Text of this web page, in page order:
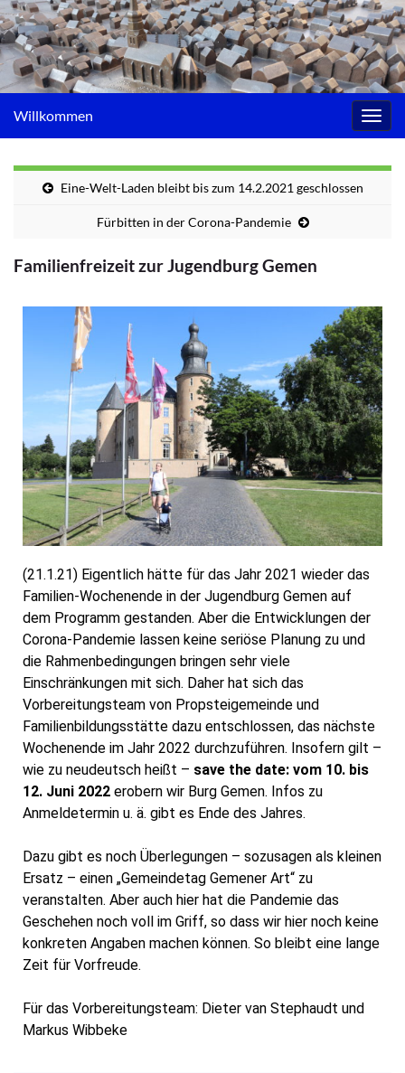
Willkommen
Eine-Welt-Laden bleibt bis zum 14.2.2021 geschlossen
Fürbitten in der Corona-Pandemie
Familienfreizeit zur Jugendburg Gemen
(21.1.21) Eigentlich hätte für das Jahr 2021 wieder das
Familien-Wochenende in der Jugendburg Gemen auf
dem Programm gestanden. Aber die Entwicklungen der
Corona-Pandemie lassen keine seriöse Planung zu und
die Rahmenbedingungen bringen sehr viele
Einschränkungen mit sich. Daher hat sich das
Vorbereitungsteam von Propsteigemeinde und
Familienbildungsstätte dazu entschlossen, das nächste
Wochenende im Jahr 2022 durchzuführen. Insofern gilt –
wie zu neudeutsch heißt – save the date: vom 10. bis
12. Juni 2022 erobern wir Burg Gemen. Infos zu
Anmeldetermin u. ä. gibt es Ende des Jahres.
Dazu gibt es noch Überlegungen – sozusagen als kleinen
Ersatz – einen „Gemeindetag Gemener Art“ zu
veranstalten. Aber auch hier hat die Pandemie das
Geschehen noch voll im Griff, so dass wir hier noch keine
konkreten Angaben machen können. So bleibt eine lange
Zeit für Vorfreude.
Für das Vorbereitungsteam: Dieter van Stephaudt und
Markus Wibbeke